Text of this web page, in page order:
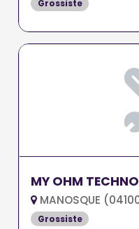
Grossiste
MY OHM
MANOSQUE
Grossiste